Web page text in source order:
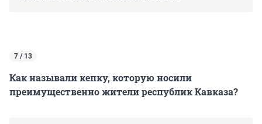
7 / 13
Как называли кепку, которую носили
преимущественно жители республик Кавказа?